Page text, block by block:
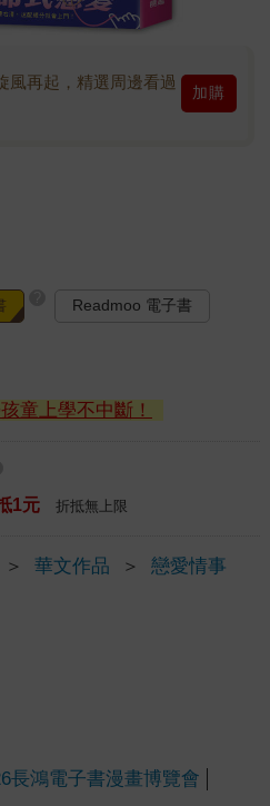
再起，精選周邊看過
加購
Readmoo 電子書
童上學不中斷！
1元 折抵無上限
＞ 華文作品 ＞ 戀愛情事
長鴻電子書漫畫博覽會